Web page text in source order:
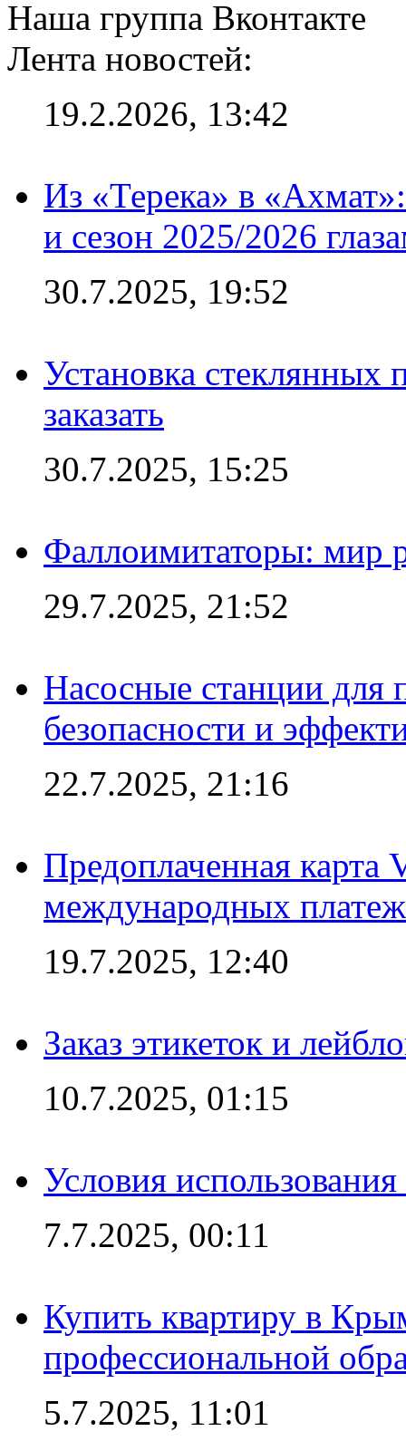
Наша группа Вконтакте
Лента новостей:
19.2.2026, 13:42
Из «Терека» в
и сезон 2025/2026
30.7.2025, 19:52
Установка стеклянных
заказать
30.7.2025, 15:25
Фаллоимитаторы: мир
29.7.2025, 21:52
Насосные станции для
безопасности и
22.7.2025, 21:16
Предоплаченная карта
международных
19.7.2025, 12:40
Заказ этикеток и
10.7.2025, 01:15
Условия
7.7.2025, 00:11
Купить квартиру в
профессиональной
5.7.2025, 11:01